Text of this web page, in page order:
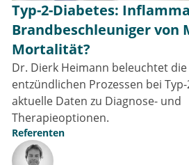
Typ-2-Diabetes:
Brandbeschleuniger von
Mortalität?
Dr. Dierk Heimann beleuchtet
entzündlichen Prozessen bei
aktuelle Daten zu Diagnose- und
Therapieoptionen.
Referenten